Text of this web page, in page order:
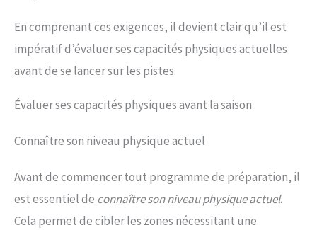
En comprenant ces exigences, il devient clair qu’il est
impératif d’évaluer ses capacités physiques actuelles
avant de se lancer sur les pistes.
Évaluer ses capacités physiques avant la saison
Connaître son niveau physique actuel
Avant de commencer tout programme de préparation, il
est essentiel de connaître son niveau physique actuel.
Cela permet de cibler les zones nécessitant une